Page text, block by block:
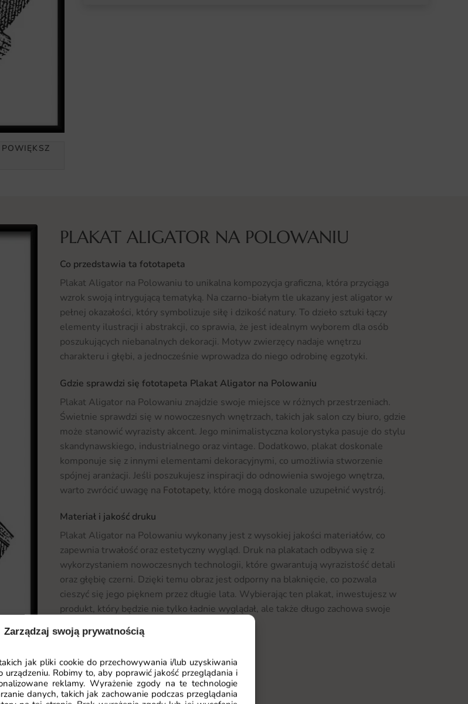
Zarządzaj swoją prywatnością
jak pliki cookie do przechowywania i/lub uzyskiwania
urządzeniu. Robimy to, aby poprawić jakość przeglądania i
reklamy. Wyrażenie zgody na te technologie
danych, takich jak zachowanie podczas przeglądania
POWIĘKSZ
PLAKAT ALIGATOR NA POLOWANIU
Co przedstawia ta fototapeta
Plakat Aligator na Polowaniu to unikalna kompozycja graficzna, która przyciąga
wzrok swoją intrygującą tematyką. Na czarno-białym tle ukazany jest aligator w
pełnej okazałości, który symbolizuje siłę i dzikość natury. To dzieło sztuki łączy
elementy ilustracji i abstrakcji, co sprawia, że jest idealnym wyborem dla osób
poszukujących niebanalnych dekoracji. Motyw zwierzęcy nadaje wnętrzu
charakteru i głębi, a jednocześnie wprowadza do niego odrobinę egzotyki.
Gdzie sprawdzi się fototapeta Plakat Aligator na Polowaniu
Plakat Aligator na Polowaniu znajdzie swoje miejsce w różnych przestrzeniach.
Świetnie sprawdzi się w nowoczesnych wnętrzach, takich jak salon czy biuro, gdzie
może stanowić wyrazisty akcent. Jego minimalistyczna kolorystyka pasuje do stylu
skandynawskiego, industrialnego oraz vintage. Dodatkowo, plakat doskonale
komponuje się z innymi elementami dekoracyjnymi, co umożliwia stworzenie
spójnej aranżacji. Jeśli poszukujesz inspiracji do odnowienia swojego wnętrza,
warto zwrócić uwagę na Fototapety, które mogą doskonale uzupełnić wystrój.
Materiał i jakość druku
Plakat Aligator na Polowaniu wykonany jest z wysokiej jakości materiałów, co
zapewnia trwałość oraz estetyczny wygląd. Druk na plakatach odbywa się z
wykorzystaniem nowoczesnych technologii, które gwarantują wyrazistość detali
oraz głębię czerni. Dzięki temu obraz jest odporny na blaknięcie, co pozwala
cieszyć się jego pięknem przez długie lata. Wybierając ten plakat, inwestujesz w
produkt, który będzie nie tylko ładnie wyglądał, ale także długo zachowa swoje
walory estetyczne.
Plakat Aligator na Polowaniu dostępny jest w różnych wymiarach, co pozwala na
dopasowanie go do indywidualnych potrzeb i preferencji. Możesz wybrać rozmiar,
który najlepiej wpasuje się w Twoją przestrzeń, co daje wiele możliwości
Czytaj więcej